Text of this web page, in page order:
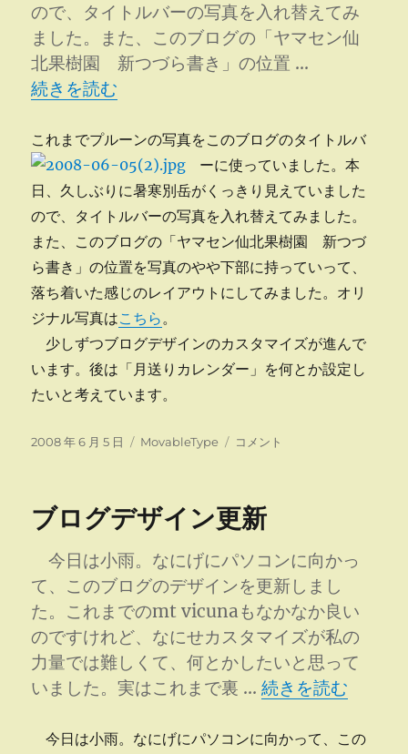
ので、タイトルバーの写真を入れ替えてみ
ました。また、このブログの「ヤマセン仙
北果樹園 新つづら書き」の位置 …
“タイトルバー交換” の
続きを読む
これまでプルーンの写真をこのブログのタイトルバ
ーに使っていました。本
日、久しぶりに暑寒別岳がくっきり見えていました
ので、タイトルバーの写真を入れ替えてみました。
また、このブログの「ヤマセン仙北果樹園 新つづ
ら書き」の位置を写真のやや下部に持っていって、
落ち着いた感じのレイアウトにしてみました。オリ
ジナル写真はこちら。
少しずつブログデザインのカスタマイズが進んで
います。後は「月送りカレンダー」を何とか設定し
たいと考えています。
投
2008 年 6 月 5 日
カ
ー
MovableType
タ
バ
交
に
コメント
ブログデザイン更新
今日は小雨。なにげにパソコンに向かっ
て、このブログのデザインを更新しまし
た。これまでのmt vicunaもなかなか良い
のですけれど、なにせカスタマイズが私の
力量では難しくて、何とかしたいと思って
いました。実はこれまで裏 …“ブログデザイン
続きを読む
今日は小雨。なにげにパソコンに向かって、この